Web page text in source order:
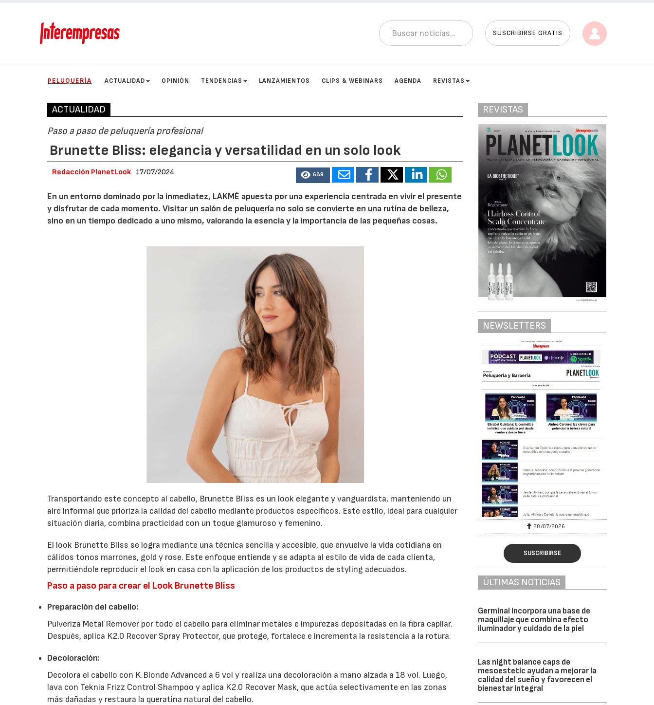
SUSCRIBIRSE GRATIS
PELUQUERÍA ACTUALIDAD OPINIÓN TENDENCIAS LANZAMIENTOS CLIPS & WEBINARS AGENDA REVISTAS
ACTUALIDAD
Paso a paso de peluquería profesional
Brunette Bliss: elegancia y versatilidad en un solo look
Redacción PlanetLook 17/07/2024 689
En un entorno dominado por la inmediatez, LAKMÉ apuesta por una experiencia centrada en vivir el presente
y disfrutar de cada momento. Visitar un salón de peluquería no solo se convierte en una rutina de belleza,
sino en un tiempo dedicado a uno mismo, valorando la esencia y la importancia de las pequeñas cosas.
Transportando este concepto al cabello, Brunette Bliss es un look elegante y vanguardista, manteniendo un
aire informal que prioriza la calidad del cabello mediante productos específicos. Este estilo, ideal para cualquier
situación diaria, combina practicidad con un toque glamuroso y femenino.
El look Brunette Bliss se logra mediante una técnica sencilla y accesible, que envuelve la vida cotidiana en
cálidos tonos marrones, gold y rose. Este enfoque entiende y se adapta al estilo de vida de cada clienta,
permitiéndole reproducir el look en casa con la aplicación de los productos de styling adecuados.
Paso a paso para crear el Look Brunette Bliss
Preparación del cabello:
Pulveriza Metal Remover por todo el cabello para eliminar metales e impurezas depositadas en la fibra capilar.
Después, aplica K2.0 Recover Spray Protector, que protege, fortalece e incrementa la resistencia a la rotura.
Decoloración:
Decolora el cabello con K.Blonde Advanced a 6 vol y realiza una decoloración a mano alzada a 18 vol. Luego,
lava con Teknia Frizz Control Shampoo y aplica K2.0 Recover Mask, que actúa selectivamente en las zonas
más dañadas y restaura la queratina natural del cabello.
REVISTAS
NEWSLETTERS
28/07/2026 28/07/2026
SUSCRIBIRSE
ÚLTIMAS NOTICIAS
Germinal incorpora una base de
maquillaje que combina efecto
iluminador y cuidado de la piel
Las night balance caps de
mesoestetic ayudan a mejorar la
calidad del sueño y favorecen el
bienestar integral